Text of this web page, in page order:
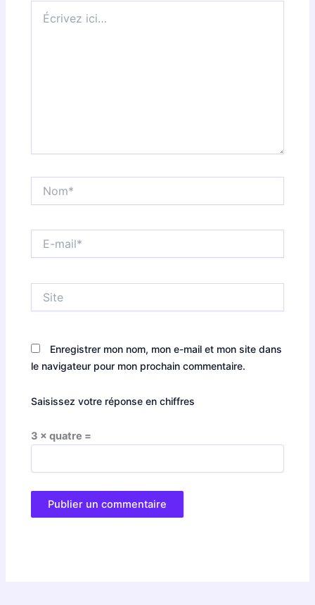
ici…
mail*
Enregistrer mon nom, mon e-mail et mon site dans
le navigateur pour mon prochain commentaire.
Saisissez votre réponse en chiffres
3 × quatre =